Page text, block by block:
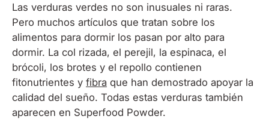
Las verduras verdes no son inusuales ni raras.
Pero muchos artículos que tratan sobre los
alimentos para dormir los pasan por alto para
dormir. La col rizada, el perejil, la espinaca, el
brócoli, los brotes y el repollo contienen
fitonutrientes y fibra que han demostrado apoyar la
calidad del sueño. Todas estas verduras también
aparecen en Superfood Powder.